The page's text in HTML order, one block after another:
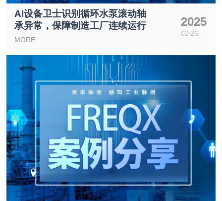
AI设备卫士识别循环水泵滚动轴
承异常，保障制造工厂连续运行
MORE
2025
02 26